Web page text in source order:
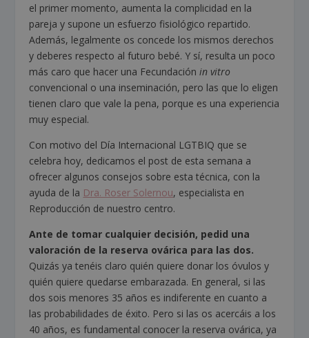
el primer momento, aumenta la complicidad en la
pareja y supone un esfuerzo fisiológico repartido.
Además, legalmente os concede los mismos derechos
y deberes respecto al futuro bebé. Y sí, resulta un poco
más caro que hacer una Fecundaciónin vitro
convencional o una inseminación, pero las que lo eligen
tienen claro que vale la pena, porque es una experiencia
muy especial.
Con motivo del Día Internacional LGTBIQ que se
celebra hoy, dedicamos el post de esta semana a
ofrecer algunos consejos sobre esta técnica, con la
ayuda de la Dra. Roser Solernou, especialista en
Reproducción de nuestro centro.
Ante de tomar cualquier decisión, pedid una
valoración de la reserva ovárica para las dos.
Quizás ya tenéis claro quién quiere donar los óvulos y
quién quiere quedarse embarazada. En general, si las
dos sois menores 35 años es indiferente en cuanto a
las probabilidades de éxito. Pero si las os acercáis a los
40 años, es fundamental conocer la reserva ovárica, ya